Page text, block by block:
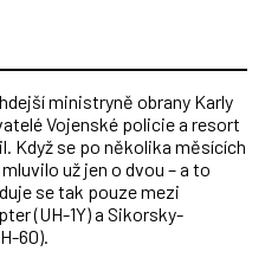
ministryně obrany Karly
Vojenské policie a resort
Když se po několika měsících
už jen o dvou – a to
se tak pouze mezi
(UH-1Y) a Sikorsky-
60).